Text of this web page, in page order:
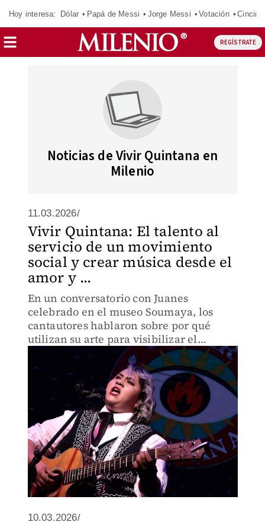
Hoy interesa: Dólar Papá de Messi Jorge Messi Votación
REGÍSTRATE
Noticias de Vivir Quintana en
Milenio
11.03.2026/
Vivir Quintana: El talento al
servicio de un movimiento
social y crear música desde el
amor y ...
En un conversatorio con Juanes
celebrado en el museo Soumaya, los
cantautores hablaron sobre por qué
utilizan su arte para visibilizar el
contexto actual y conectar nuevamente
al mundo a través de canciones como
'Humano'
10.03.2026/